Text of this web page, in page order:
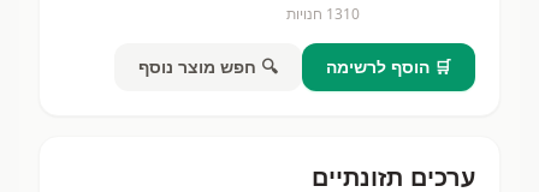
1310 חנויות
🛒 הוסף לרשימה 🔍 חפש מוצר נוסף
ערכים תזונתיים